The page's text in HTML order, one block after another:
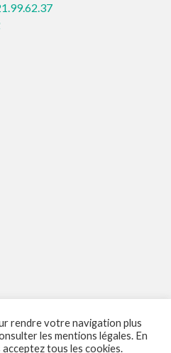
légales Politique de Confidentialité
rendre votre navigation plus
les mentions légales. En
tous les cookies.